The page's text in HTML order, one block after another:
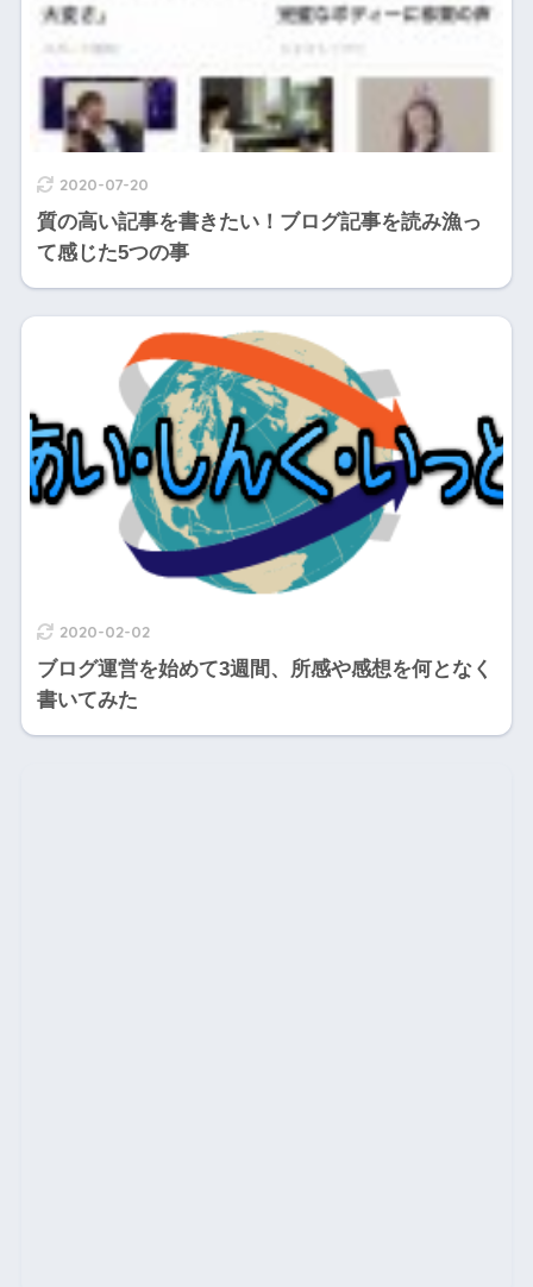
2020-07-20
質の高い記事を書きたい！ブログ記事を読み漁っ
て感じた5つの事
2020-02-02
ブログ運営を始めて3週間、所感や感想を何となく
書いてみた